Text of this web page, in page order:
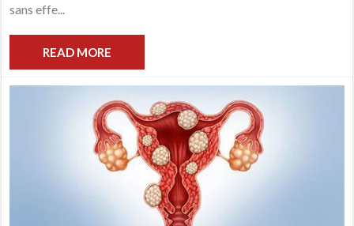
sans effe...
READ MORE